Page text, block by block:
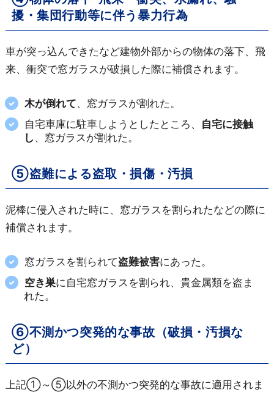
擾・集団行動等に伴う暴力行為
車が突っ込んできたなど建物外部からの物体の落下、飛
来、衝突で窓ガラスが破損した際に補償されます。
木が倒れて、窓ガラスが割れた。
自宅車庫に駐車しようとしたところ、 自宅に接触
し 、窓ガラスが割れた。
⑤盗難による盗取・損傷・汚損
泥棒に侵入された時に、窓ガラスを割られたなどの際に
補償されます。
窓ガラスを割られて盗難被害にあった。
空き巣に自宅窓ガラスを割られ、貴金属類を盗ま
れた。
⑥不測かつ突発的な事故（破損・汚損な
ど）
上記①～⑤以外の不測かつ突発的な事故に適用されま